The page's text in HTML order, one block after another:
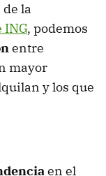
la
ING, podemos
entre
mayor
y los que
en el